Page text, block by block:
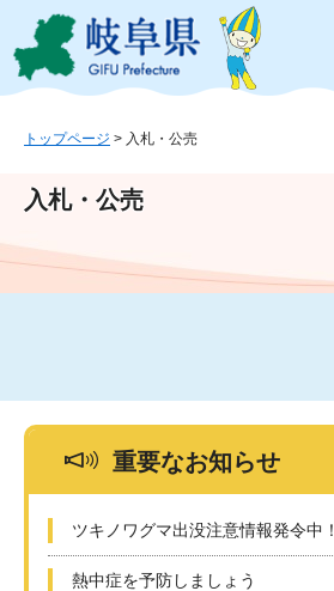
ジ
ュ
文
このページの本文へ
トップページ > 入札・公売
入札・公売
重要なお知らせ
ツキノワグマ出没注意情報発令中！
熱中症を予防しましょう